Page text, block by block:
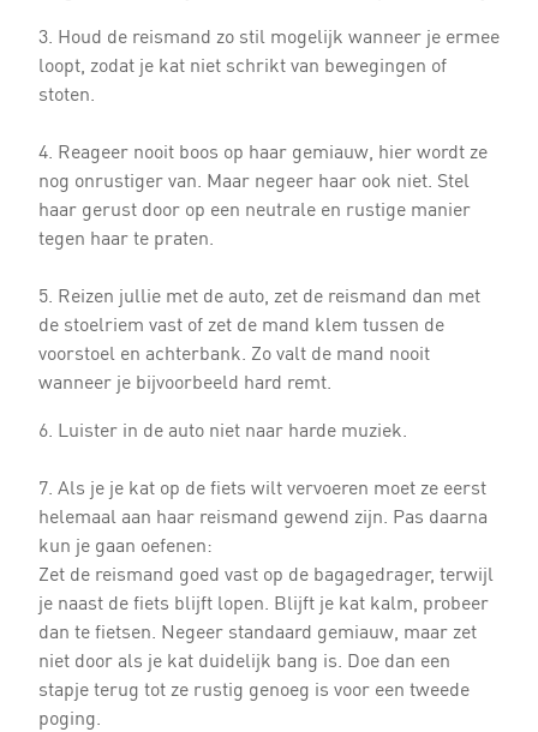
3. Houd de reismand zo stil mogelijk wanneer je ermee
loopt, zodat je kat niet schrikt van bewegingen of
stoten.
4. Reageer nooit boos op haar gemiauw, hier wordt ze
nog onrustiger van. Maar negeer haar ook niet. Stel
haar gerust door op een neutrale en rustige manier
tegen haar te praten.
5. Reizen jullie met de auto, zet de reismand dan met
de stoelriem vast of zet de mand klem tussen de
voorstoel en achterbank. Zo valt de mand nooit
wanneer je bijvoorbeeld hard remt.
6. Luister in de auto niet naar harde muziek.
7. Als je je kat op de fiets wilt vervoeren moet ze eerst
helemaal aan haar reismand gewend zijn. Pas daarna
kun je gaan oefenen:
Zet de reismand goed vast op de bagagedrager, terwijl
je naast de fiets blijft lopen. Blijft je kat kalm, probeer
dan te fietsen. Negeer standaard gemiauw, maar zet
niet door als je kat duidelijk bang is. Doe dan een
stapje terug tot ze rustig genoeg is voor een tweede
poging.